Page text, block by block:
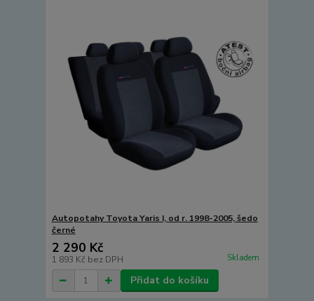
Autopotahy Toyota Yaris I, od r. 1998-2005, šedo
černé
2 290 Kč
1 893 Kč bez DPH Skladem
Přidat do košíku